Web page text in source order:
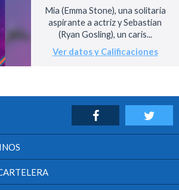
Mia (Emma Stone), una solitaria
aspirante a actriz y Sebastian
(Ryan Gosling), un caris...
Ver datos y Calificaciones